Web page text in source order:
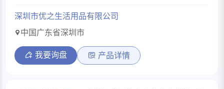
深圳市优之生活用品有限公司
中国广东省深圳市
我要询盘 产品详情